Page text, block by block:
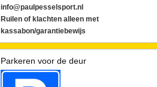
info@paulpesselsport.nl
Ruilen of klachten alleen met
kassabon/garantiebewijs
Parkeren voor de deur